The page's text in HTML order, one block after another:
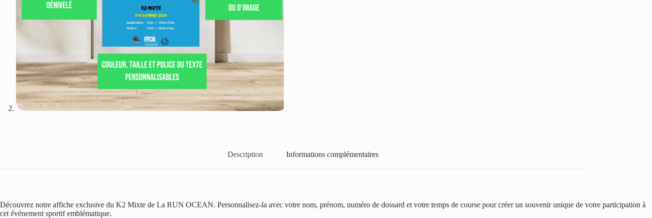
Description Informations complémentaires
Découvrez notre affiche exclusive du K2 Mixte de La RUN OCEAN. Personnalisez-la avec votre nom, prénom, numéro de dossard et votre temps de course pour créer un souvenir unique de votre participation à
cet événement sportif emblématique.